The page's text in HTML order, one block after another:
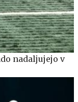
nadaljujejo v